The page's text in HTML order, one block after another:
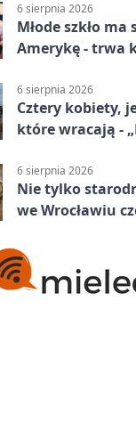
6 sierpnia 2026
Młode szkło
Amerykę - trwa
6 sierpnia 2026
Cztery kobiety,
które wracają -
6 sierpnia 2026
Nie tylko
we Wrocławiu